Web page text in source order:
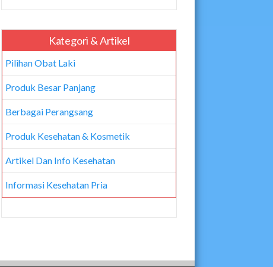
Kategori & Artikel
Pilihan Obat Laki
Produk Besar Panjang
Berbagai Perangsang
Produk Kesehatan & Kosmetik
Artikel Dan Info Kesehatan
Informasi Kesehatan Pria